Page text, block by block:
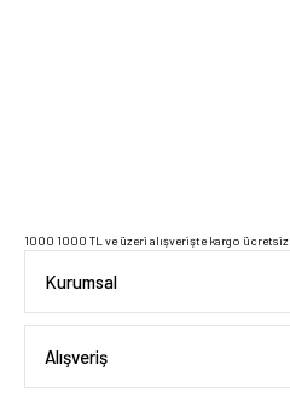
1000 1000 TL ve üzeri alışverişte kargo ücretsiz
Kurumsal
Alışveriş